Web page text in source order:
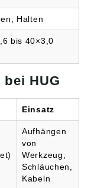
Halten
bis 40×3,0
HUG
Einsatz
Aufhängen
von
Werkzeug,
Schläuchen,
Kabeln